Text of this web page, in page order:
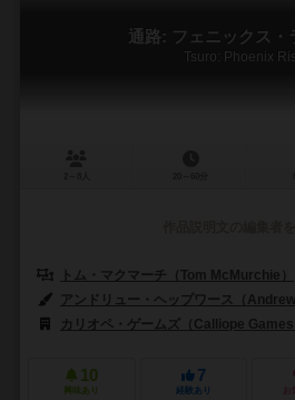
通路: フェニックス・
Tsuro: Phoenix
トム・マクマーチ（Tom McMurchie）
アンドリュー・ヘップワース（
カリオペ・ゲームズ（Calliope Games
10
興味あり
7
経験あり